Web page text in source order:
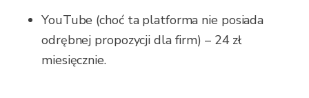
YouTube (choć ta platforma nie posiada
odrębnej propozycji dla firm) – 24 zł
miesięcznie.